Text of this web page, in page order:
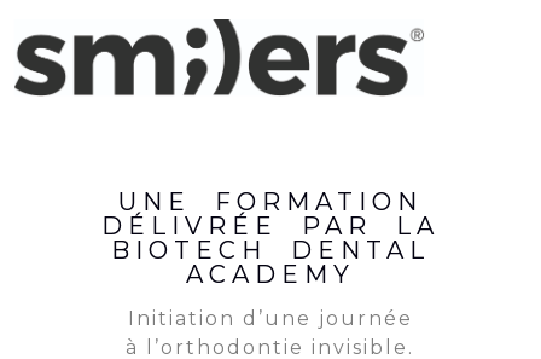
UNE FORMATION
DÉLIVRÉE PAR LA
BIOTECH DENTAL
ACADEMY
Initiation d’une journée
à l’orthodontie invisible.